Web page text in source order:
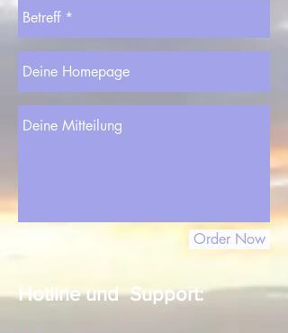
Order Now
Hotline und Support: